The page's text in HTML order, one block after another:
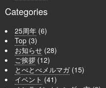
Categories
25周年 (6)
Top (3)
お知らせ (28)
ご挨拶 (12)
とべとべメルマガ(15)
イベント (41)